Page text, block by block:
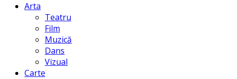
Arta
Teatru
Film
Muzică
Dans
Vizual
Carte